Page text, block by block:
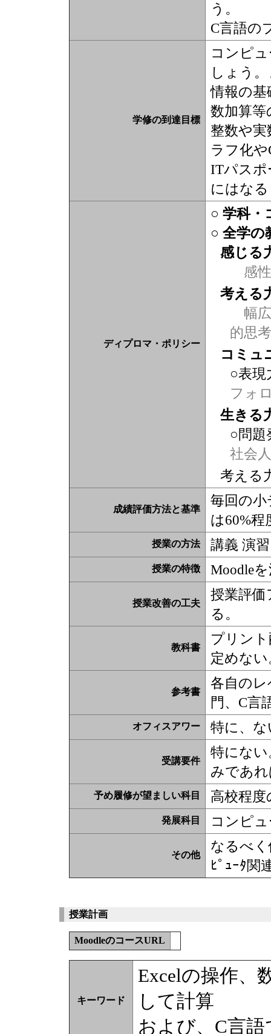
う。
C言語の
学修の到達目標
コンピ
しょう
情報の
数加算
整数や実
ラフ化
ITパスポ
にはな
ディプロマ・ポリシー
○ 学科・
○ 全学の
感じる
感性
考える
幅
的思
コミュ
○表現
フォ
生きる
○問題
社会
考える
成績評価方法と基準
毎回の小
は60%程
授業の方法 講義 演習
授業の特徴 Moodle
授業改善の工夫
授業評
る。
教科書
プリン
定めない
参考書
各自のレ
門、C言
オフィスアワー 特に、な
受講要件
特にな
みであ
予め履修が望ましい科目 高校程
発展科目 コンピ
その他
なるべ
ﾋﾟｭｰﾀ関
授業計画
MoodleのコースURL
キーワード
Excelの操作、
して計算
および、C言